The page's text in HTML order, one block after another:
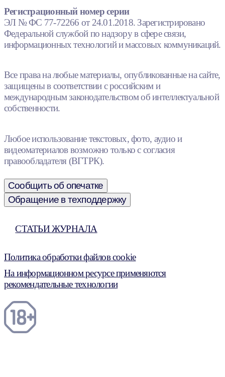
Регистрационный номер серии
ЭЛ № ФС 77-72266 от 24.01.2018. Зарегистрировано
Федеральной службой по надзору в сфере связи,
информационных технологий и массовых коммуникаций.
Все права на любые материалы, опубликованные на сайте,
защищены в соответствии с российским и
международным законодательством об интеллектуальной
собственности.
Любое использование текстовых, фото, аудио и
видеоматериалов возможно только с согласия
правообладателя (ВГТРК).
Сообщить об опечатке
Обращение в техподдержку
СТАТЬИ ЖУРНАЛА
Политика обработки файлов cookie
На информационном ресурсе применяются
рекомендательные технологии